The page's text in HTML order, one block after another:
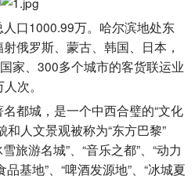
口1000.99万。哈尔滨地处东
俄罗斯、蒙古、韩国、日本，
家、300多个城市的客货联运业
次。
都城，是一个中西合璧的“文化
和人文景观被称为“东方巴黎”
旅游名城”、“音乐之都”、“动力
品基地”、“啤酒发源地”、“冰城夏